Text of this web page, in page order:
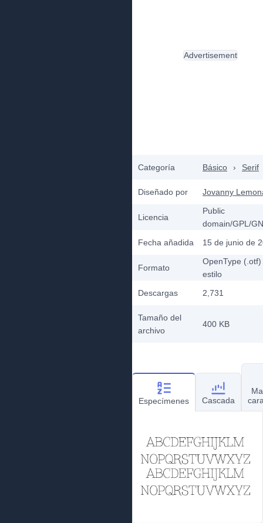
Categoría Básico › Serif
Diseñado por Jovanny
Licencia
Public
domain/GPL/
Fecha añadida
15 de junio de
Formato
OpenType (.otf)
estilo
Descargas
2,731
Tamaño del
archivo
400 KB
Advertisement
Especímenes Cascada